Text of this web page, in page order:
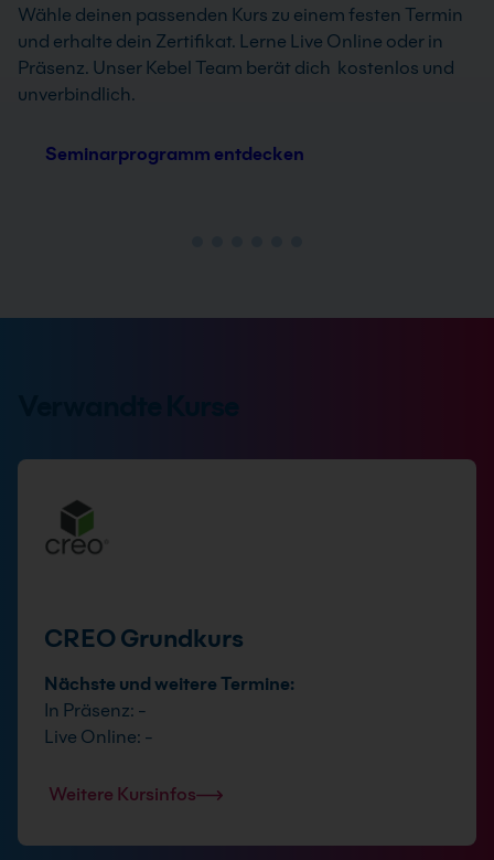
Wähle deinen passenden Kurs zu einem festen Termin
und erhalte dein Zertifikat. Lerne Live Online oder in
Präsenz. Unser Kebel Team berät dich kostenlos und
unverbindlich.
Seminarprogramm entdecken
CREO Grundkurs
Nächste und weitere Termine:
In Präsenz: -
Live Online: -
Weitere Kursinfos